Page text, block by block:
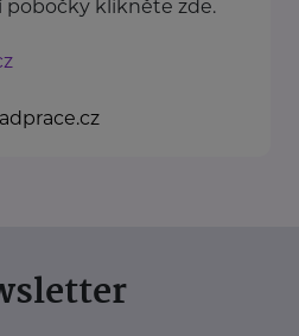
pobočky klikněte zde.